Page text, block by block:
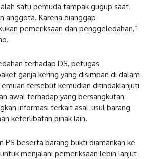
satu pemuda tampak gugup saat
anggota. Karena dianggap
pemeriksaan dan penggeledahan,”
terhadap DS, petugas
ganja kering yang disimpan di dalam
tersebut kemudian ditindaklanjuti
awal terhadap yang bersangkutan
informasi terkait asal-usul barang
keterlibatan pihak lain.
PS beserta barang bukti diamankan ke
menjalani pemeriksaan lebih lanjut